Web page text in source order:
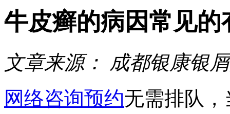
牛皮癣的病因常见的
文章来源：
成都银康银
网络咨询预约无需排队